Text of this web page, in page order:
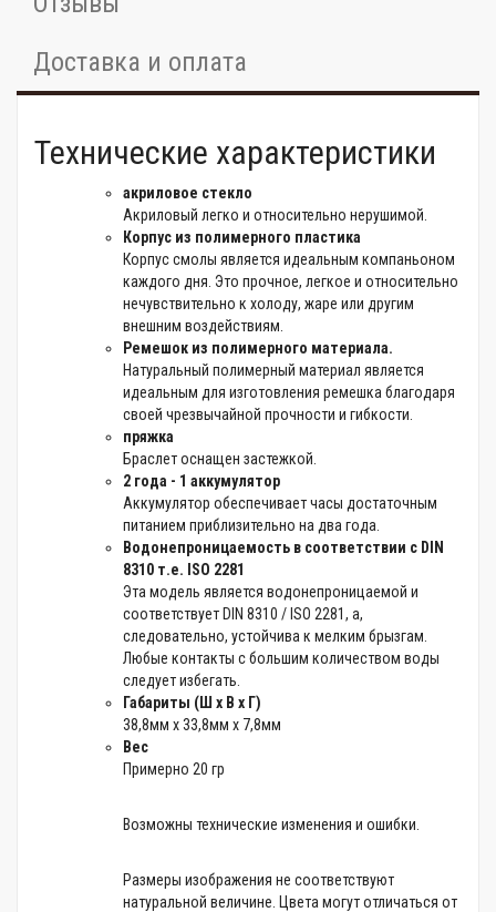
Доставка и оплата
Технические характеристики
акриловое стекло
Акриловый легко и относительно нерушимой.
Корпус из полимерного пластика
Корпус смолы является идеальным компаньоном
каждого дня. Это прочное, легкое и относительно
нечувствительно к холоду, жаре или другим
внешним воздействиям.
Ремешок из полимерного материала.
Натуральный полимерный материал является
идеальным для изготовления ремешка благодаря
своей чрезвычайной прочности и гибкости.
пряжка
Браслет оснащен застежкой.
2 года - 1 аккумулятор
Аккумулятор обеспечивает часы достаточным
питанием приблизительно на два года.
Водонепроницаемость в соответствии с DIN
8310 т.е. ISO 2281
Эта модель является водонепроницаемой и
соответствует DIN 8310 / ISO 2281, а,
следовательно, устойчива к мелким брызгам.
Любые контакты с большим количеством воды
следует избегать.
Габариты (Ш x В x Г)
38,8мм x 33,8мм x 7,8мм
Вес
Примерно 20 гр
Возможны технические изменения и ошибки.
Размеры изображения не соответствуют
натуральной величине. Цвета могут отличаться от